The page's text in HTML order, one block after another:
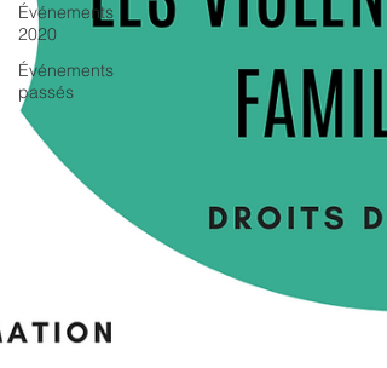
Événements
2020
Événements
passés